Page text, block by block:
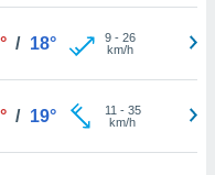
/ 18° 9- 26
km/h
/ 19° 11 - 35
km/h